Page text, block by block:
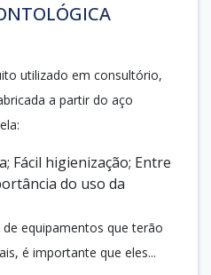
utilizado em consultório,
a partir do aço
Fácil higienização; Entre
do uso da
equipamentos que terão
é importante que eles...